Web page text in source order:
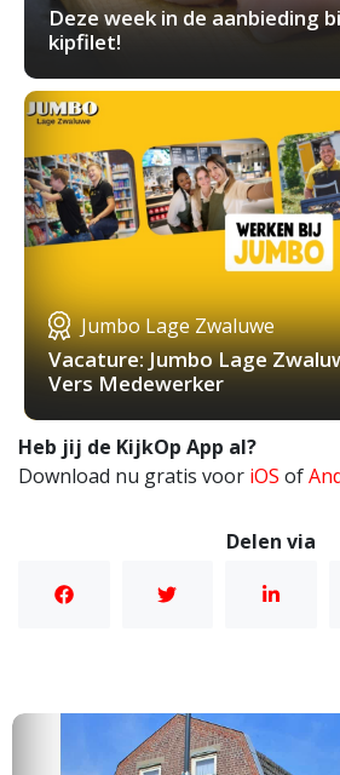
Deze week in de aanbieding
kipfilet!
Jumbo Lage Zwaluwe
Vacature: Jumbo Lage
Vers Medewerker
Heb jij de KijkOp App al?
Download nu gratis voor iOS of
Delen via